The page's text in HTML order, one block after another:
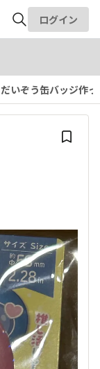
検索
ログイン
だいぞう缶バッジ作